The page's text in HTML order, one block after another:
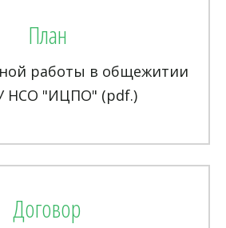
План
работы в общежитии
НСО "ИЦПО" (pdf.)
Договор